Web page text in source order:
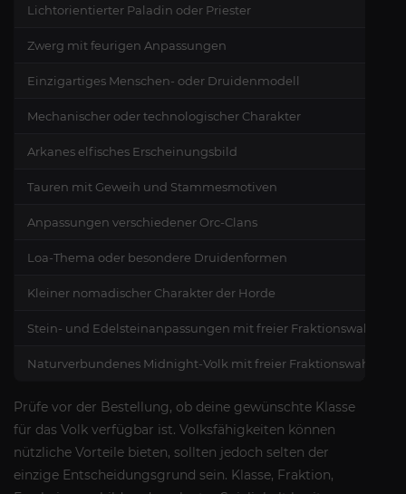
Lichtorientierter Paladin oder Priester
Zwerg mit feurigen Anpassungen
Einzigartiges Menschen- oder Druidenmodell
Mechanischer oder technologischer Charakter
Arkanes elfisches Erscheinungsbild
Tauren mit Geweih und Stammesmotiven
Anpassungen verschiedener Orc-Clans
Loa-Thema oder besondere Druidenformen
Kleiner nomadischer Charakter der Horde
Stein- und Edelsteinanpassungen mit freier Fraktionswahl
Naturverbundenes Midnight-Volk mit freier Fraktionswahl
Prüfe vor der Bestellung, ob deine gewünschte Klasse
für das Volk verfügbar ist. Volksfähigkeiten können
nützliche Vorteile bieten, sollten jedoch selten der
einzige Entscheidungsgrund sein. Klasse, Fraktion,